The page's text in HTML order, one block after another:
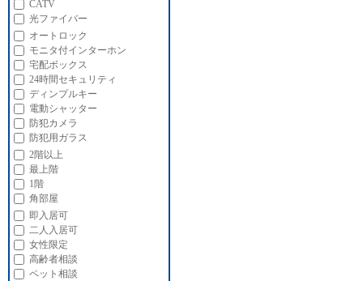
CATV
光ファイバー
オートロック
モニタ付インターホン
宅配ボックス
24時間セキュリティ
ディンプルキー
電動シャッター
防犯カメラ
防犯用ガラス
2階以上
最上階
1階
角部屋
即入居可
二人入居可
女性限定
高齢者相談
ペット相談